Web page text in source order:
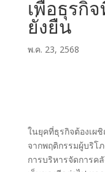
เพื่อธุรกิ
ยั่งยืน
พ.ค. 23, 2568
ในยุคที่ธุรกิจต้องเผ
จากพฤติกรรมผู้บริโ
การบริหารจัดการค